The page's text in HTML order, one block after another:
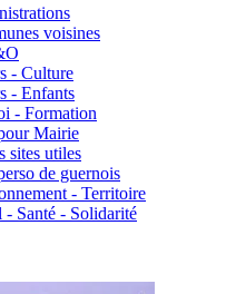
voisines
- Culture
- Enfants
- Formation
Mairie
sites utiles
de guernois
- Territoire
- Santé - Solidarité